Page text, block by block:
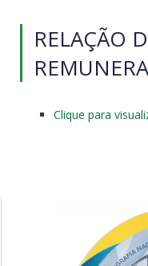
RELAÇÃO
Clique para